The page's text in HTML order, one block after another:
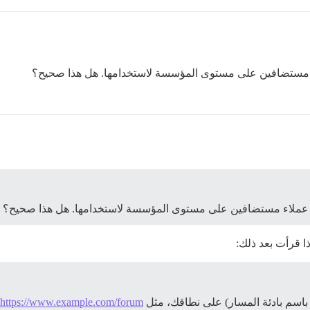
مستضافين على مستوى المؤسسة لاستخدامها. هل هذا صحيح؟
عملاء مستضافين على مستوى المؤسسة لاستخدامها. هل هذا صحيح؟
قرأت بعد ذلك:
https://www.example.com/forum،